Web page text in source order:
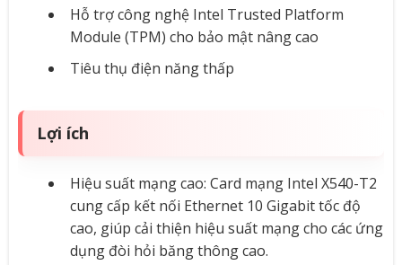
Hỗ trợ công nghệ Intel Trusted Platform
Module (TPM) cho bảo mật nâng cao
Tiêu thụ điện năng thấp
Lợi ích
Hiệu suất mạng cao: Card mạng Intel X540-T2
cung cấp kết nối Ethernet 10 Gigabit tốc độ
cao, giúp cải thiện hiệu suất mạng cho các ứng
dụng đòi hỏi băng thông cao.